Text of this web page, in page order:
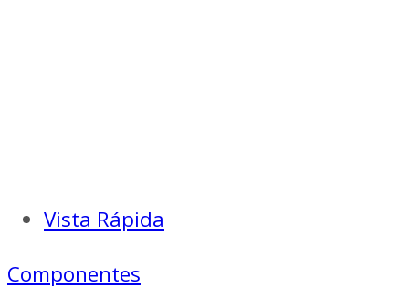
Vista Rápida
Componentes